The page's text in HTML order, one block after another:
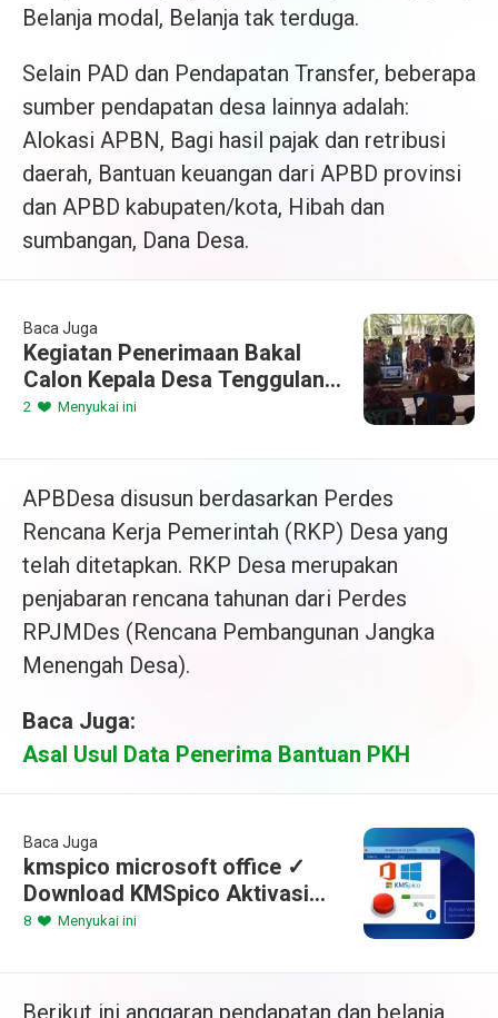
Belanja modal, Belanja tak terduga.
Selain PAD dan Pendapatan Transfer, beberapa
sumber pendapatan desa lainnya adalah:
Alokasi APBN, Bagi hasil pajak dan retribusi
daerah, Bantuan keuangan dari APBD provinsi
dan APBD kabupaten/kota, Hibah dan
sumbangan, Dana Desa.
Baca Juga
Kegiatan Penerimaan Bakal
Calon Kepala Desa Tenggulang
Baru Periode 2020-2026
2 Menyukai ini
APBDesa disusun berdasarkan Perdes
Rencana Kerja Pemerintah (RKP) Desa yang
telah ditetapkan. RKP Desa merupakan
penjabaran rencana tahunan dari Perdes
RPJMDes (Rencana Pembangunan Jangka
Menengah Desa).
Baca Juga:
Asal Usul Data Penerima Bantuan PKH
Baca Juga
kmspico microsoft office ✓
Download KMSpico Aktivasi
Windows & Office 2025➤ Cara
8 Menyukai ini